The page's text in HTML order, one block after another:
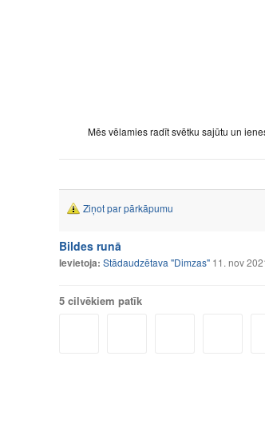
Mēs vēlamies radīt svētku sajūtu un
Ziņot par pārkāpumu
Bildes runā
Ievietoja: Stādaudzētava "Dimzas" 11. nov
5 cilvēkiem patīk